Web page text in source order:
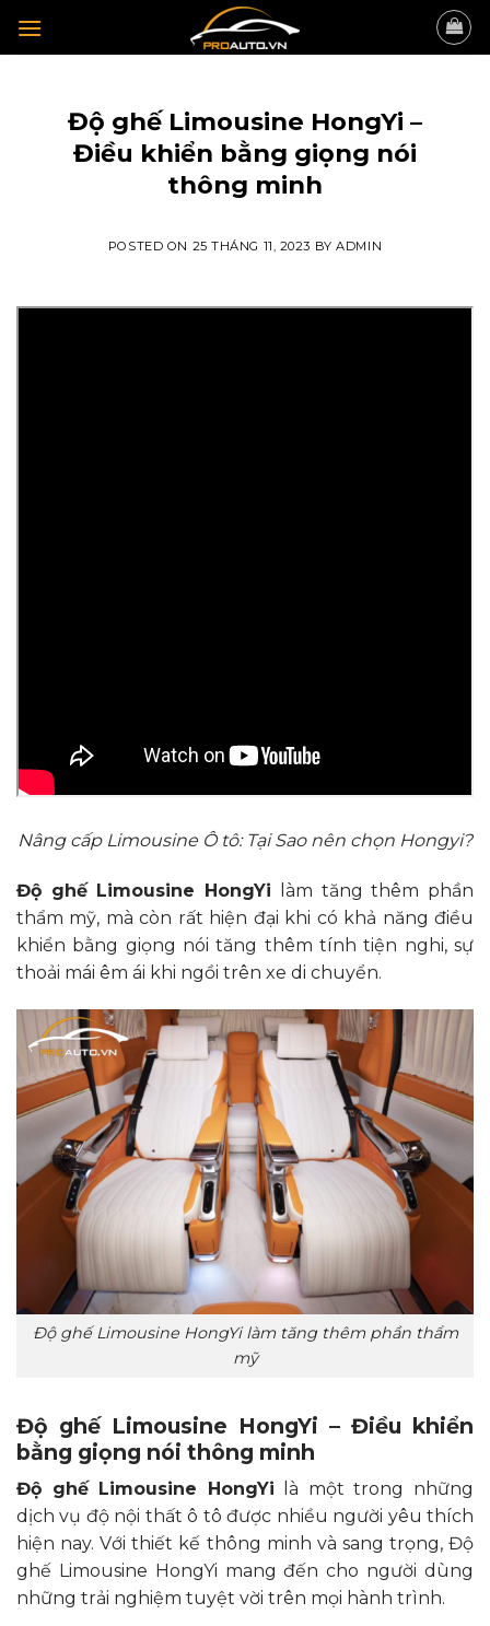
Độ ghế Limousine HongYi –
Điều khiển bằng giọng nói
thông minh
POSTED ON 25 THÁNG 11, 2023 BYADMIN
Nâng cấp Limousine Ô tô: Tại Sao nên chọn Hongyi?
Độ ghế Limousine HongYi làm tăng thêm phần
thẩm mỹ, mà còn rất hiện đại khi có khả năng điều
khiển bằng giọng nói tăng thêm tính tiện nghi, sự
thoải mái êm ái khi ngồi trên xe di chuyển.
Độ ghế Limousine HongYi làm tăng thêm phần thẩm
mỹ
Độ ghế Limousine HongYi – Điều khiển
bằng giọng nói thông minh
Độ ghế Limousine HongYi
là một trong những
dịch vụ độ nội thất ô tô được nhiều người yêu thích
hiện nay. Với thiết kế thông minh và sang trọng, Độ
ghế Limousine HongYi mang đến cho người dùng
những trải nghiệm tuyệt vời trên mọi hành trình.